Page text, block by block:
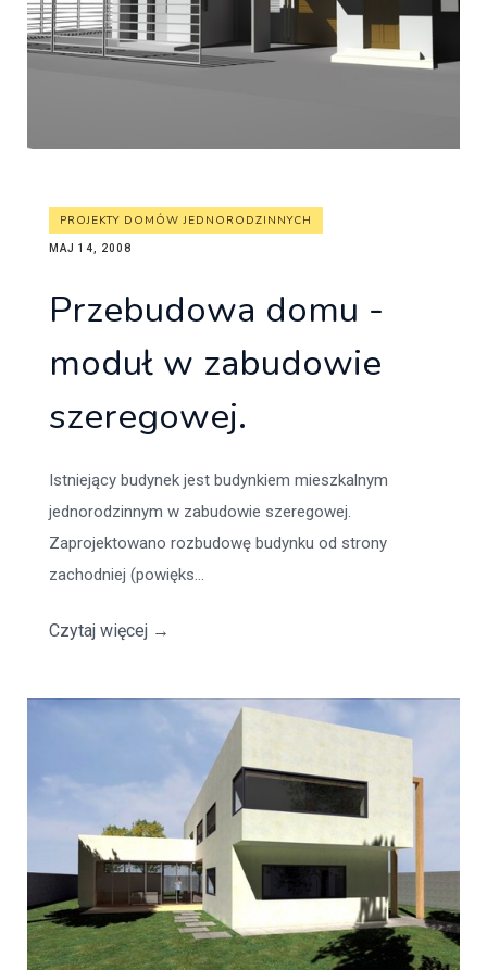
PROJEKTY DOMÓW JEDNORODZINNYCH
MAJ 14, 2008
Przebudowa domu -
moduł w zabudowie
szeregowej.
Istniejący budynek jest budynkiem mieszkalnym
jednorodzinnym w zabudowie szeregowej.
Zaprojektowano rozbudowę budynku od strony
zachodniej (powięks...
Czytaj więcej →